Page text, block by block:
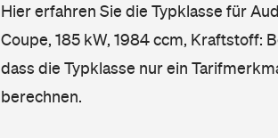
Hier erfahren Sie die Typklasse für
Coupe, 185 kW, 1984 ccm, Kraftstoff:
dass die Typklasse nur ein
berechnen.